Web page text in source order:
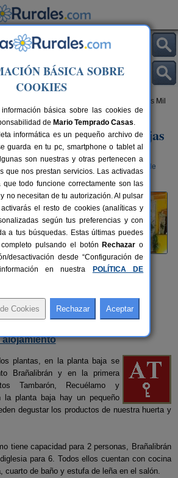
> Apartamentos Rurales Mil
Mil Madreñas Rojas
Salientes / Palacios del Sil (León)
habitaciones 19+6 plazas
137 km de
plantas, en la planta baja se
Brañalibrán y en la primera
Tambarón, Recuélamo y
la planta baja hay un pequeño
degustar los productos de nuestra huerta y
tiene capacidad para 2 personas, Brañalibrán
para 6. Todos ellos cuentan con cocina
cuarto de baño y estufa de leña en el salón.
BÁSICA SOBRE
COOKIES
básica sobre las cookies de
de Mario Temprado Casas.
informática es un pequeño archivo de
guarda en tu pc, smartphone o tablet al
son nuestras y otras pertenecen a
que nos prestan servicios. Las activadas
que todo funcione correctamente son las
no necesitan de tu autorización. Al pulsar
activarás el resto de cookies (analíticas y
según tus preferencias y con
a tus búsquedas. Estas últimas puedes
pulsando el botón Rechazar o
desactivación desde “Configuración de
en nuestra
POLÍTICA DE